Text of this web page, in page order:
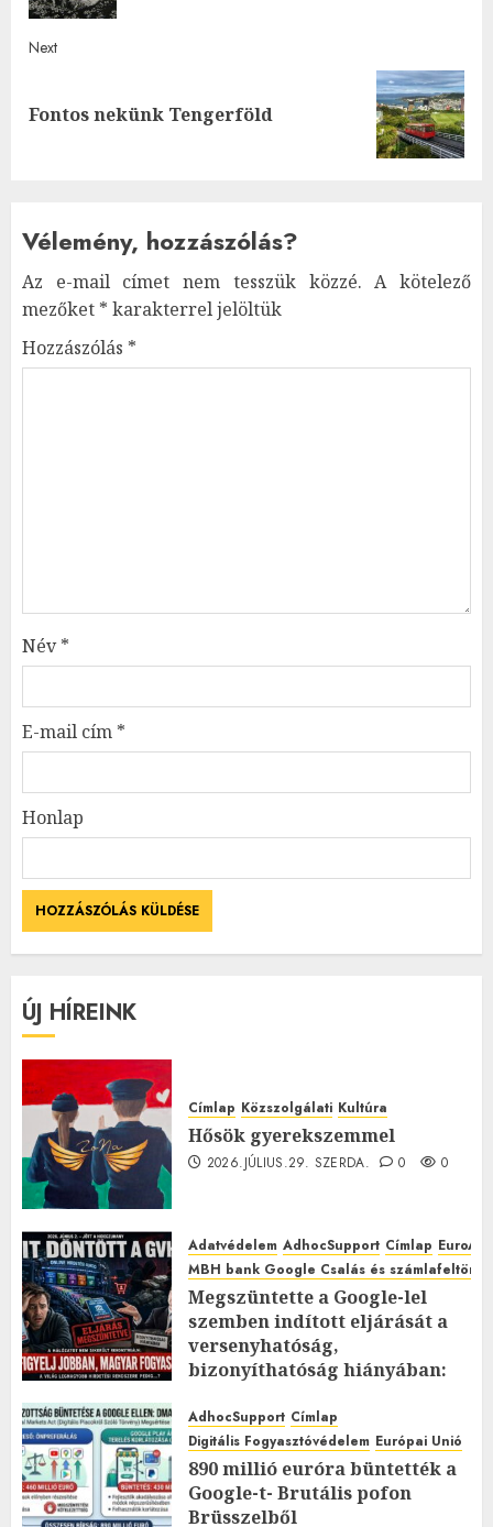
Next
Next
Fontos nekünk Tengerföld
Vélemény, hozzászólás?
Az e-mail címet nem tesszük közzé. A kötelező
mezőket * karakterrel jelöltük
Hozzászólás *
Név*
E-mail cím *
Honlap
ÚJ HÍREINK
Címlap Közszolgálati Kultúra
Hősök gyerekszemmel
2026.JÚLIUS.29. SZERDA. 0 0
Adatvédelem AdhocSupport Címlap
MBH bank Google Csalás és
Megszüntette a Google-lel
szemben indított eljárását a
versenyhatóság,
bizonyíthatóság hiányában:
2026.JÚLIUS.23. CSÜTÖRTÖK.
0
AdhocSupport Címlap
Digitális Fogyasztóvédelem Európai Unió
890 millió euróra büntették a
Google-t- Brutális pofon
Brüsszelből